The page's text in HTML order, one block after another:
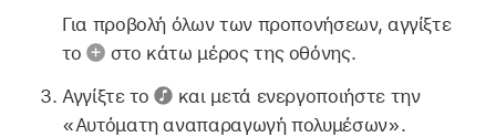
Για προβολή όλων των προπονήσεων, αγγίξτε
το
στο κάτω μέρος της οθόνης.
Αγγίξτε το
και μετά ενεργοποιήστε την
«Αυτόματη αναπαραγωγή πολυμέσων».